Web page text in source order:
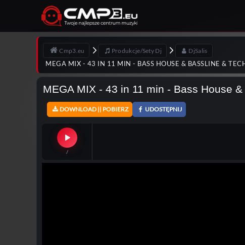
Cmp3.eu Produkcje/Sety Dj DjSalis
MEGA MIX - 43 IN 11 MIN - BASS HOUSE & BASSLINE &
MEGA MIX - 43 in 11 min - Bass House
DOWNLOAD || POBIERZ UDOSTĘPNIJ
/